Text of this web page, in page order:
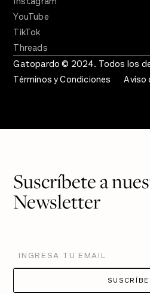
YouTube
TikTok
Threads
Gatopardo © 2024. Todos los
Términos y Condiciones
Aviso
Suscríbete a
Newsletter